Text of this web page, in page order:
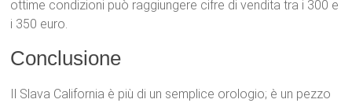
ottime condizioni può raggiungere cifre di vendita tra i 300 e
i 350 euro.
Conclusione
Il Slava California è più di un semplice orologio; è un pezzo